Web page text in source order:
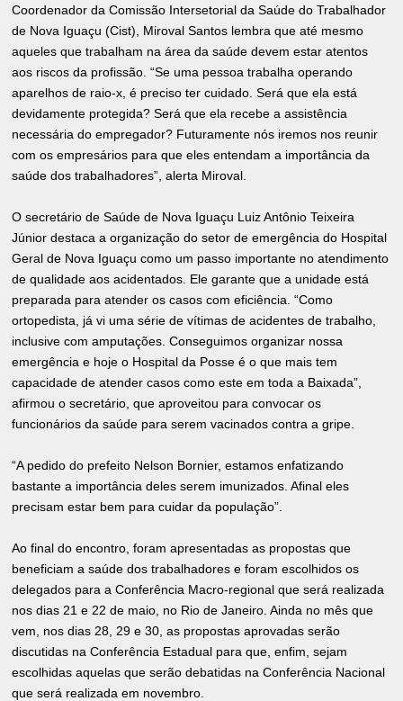
Coordenador da Comissão Intersetorial da Saúde do Trabalhador
de Nova Iguaçu (Cist), Miroval Santos lembra que até mesmo
aqueles que trabalham na área da saúde devem estar atentos
aos riscos da profissão. “Se uma pessoa trabalha operando
aparelhos de raio-x, é preciso ter cuidado. Será que ela está
devidamente protegida? Será que ela recebe a assistência
necessária do empregador? Futuramente nós iremos nos reunir
com os empresários para que eles entendam a importância da
saúde dos trabalhadores”, alerta Miroval.
O secretário de Saúde de Nova Iguaçu Luiz Antônio Teixeira
Júnior destaca a organização do setor de emergência do Hospital
Geral de Nova Iguaçu como um passo importante no atendimento
de qualidade aos acidentados. Ele garante que a unidade está
preparada para atender os casos com eficiência. “Como
ortopedista, já vi uma série de vítimas de acidentes de trabalho,
inclusive com amputações. Conseguimos organizar nossa
emergência e hoje o Hospital da Posse é o que mais tem
capacidade de atender casos como este em toda a Baixada”,
afirmou o secretário, que aproveitou para convocar os
funcionários da saúde para serem vacinados contra a gripe.
“A pedido do prefeito Nelson Bornier, estamos enfatizando
bastante a importância deles serem imunizados. Afinal eles
precisam estar bem para cuidar da população”.
Ao final do encontro, foram apresentadas as propostas que
beneficiam a saúde dos trabalhadores e foram escolhidos os
delegados para a Conferência Macro-regional que será realizada
nos dias 21 e 22 de maio, no Rio de Janeiro. Ainda no mês que
vem, nos dias 28, 29 e 30, as propostas aprovadas serão
discutidas na Conferência Estadual para que, enfim, sejam
escolhidas aquelas que serão debatidas na Conferência Nacional
que será realizada em novembro.